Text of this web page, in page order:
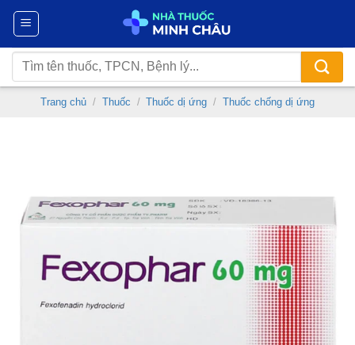
Chuyển
nội
dung
Tìm
kiếm:
Trang chủ / Thuốc / Thuốc dị ứng / Thuốc chống dị ứng